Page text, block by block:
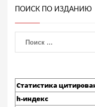
ПОИСК ПО ИЗДАНИЮ
Статистика
h-индекс